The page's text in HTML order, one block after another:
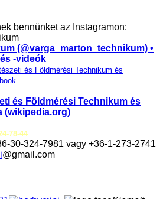
bennünket az Instagramon:
(@varga_marton_technikum) •
-videók
és Földmérési Technikum és
és Földmérési Technikum és
(wikipedia.org)
78-44
30-324-7981 vagy +36-1-273-2741
@gmail.com